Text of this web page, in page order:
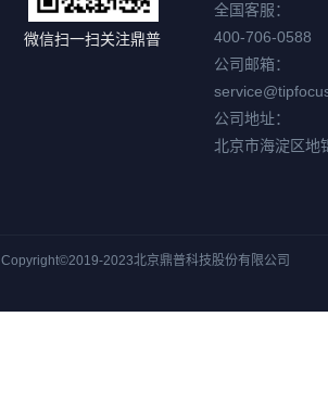
微信扫一扫关注鼎普
全国客服：
400-706-0588
公司邮箱：
公司地址：
北京市海淀区地
Copyright©2019-2023北京鼎普科技股份有限公司